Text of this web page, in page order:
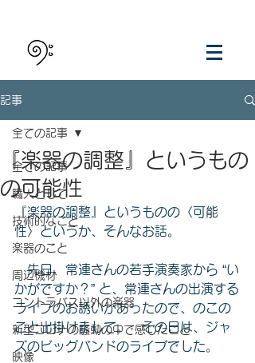
記事
全ての記事
職人として
技術的なこと
楽器のこと
周辺機材
コントラバス以外の楽器
新型コロナの騒動の中で感じたこと
映像
全ての記事
『楽器の調整』というもの
の可能性
『楽器の調整』というものの〈可能
性〉というか、そんなお話。
先日、常連さんの若手演奏家から “い
かがですか？” と、常連さんの出演する
ライブのお誘いがあったので、のこの
こと出掛けまして。　その日は、ジャ
ズのビッグバンドのライブでした。